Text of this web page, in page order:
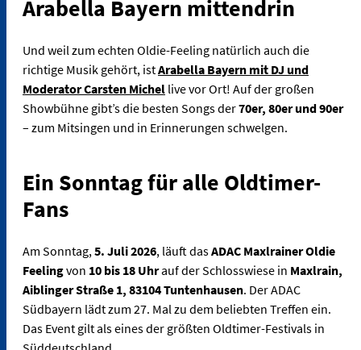
Arabella Bayern mittendrin
Und weil zum echten Oldie-Feeling natürlich auch die
richtige Musik gehört, istArabella Bayern mit DJ und
Moderator Carsten Michel live vor Ort! Auf der großen
Showbühne gibt’s die besten Songs der70er, 80er und 90er
– zum Mitsingen und in Erinnerungen schwelgen.
Ein Sonntag für alle Oldtimer-
Fans
Am Sonntag,5. Juli 2026, läuft dasADAC Maxlrainer Oldie
Feelingvon 10 bis 18 Uhrauf der Schlosswiese in Maxlrain,
Aiblinger Straße 1, 83104 Tuntenhausen. Der ADAC
Südbayern lädt zum 27. Mal zu dem beliebten Treffen ein.
Das Event gilt als eines der größten Oldtimer-Festivals in